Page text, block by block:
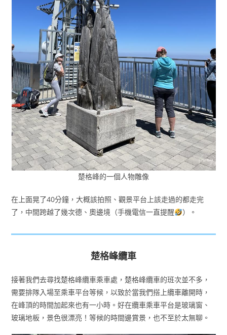
楚格峰的一個人物雕像
在上面晃了40分鐘，大概該拍照、觀景平台上該走過的都走完
了，中間跨越了幾次德、奧邊境（手機電信一直提醒
）。
楚格峰纜車
接著我們去尋找楚格峰纜車乘車處，楚格峰纜車的班次並不多，
需要排隊入場至乘車平台等候，以致於當我們搭上纜車離開時，
在峰頂的時間加起來也有一小時。好在纜車乘車平台是玻璃窗、
玻璃地板，景色很漂亮！等候的時間邊賞景，也不至於太無聊。